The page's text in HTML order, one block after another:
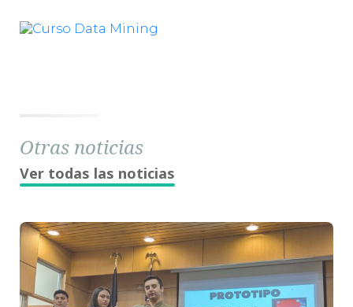
Otras noticias
Ver todas las noticias